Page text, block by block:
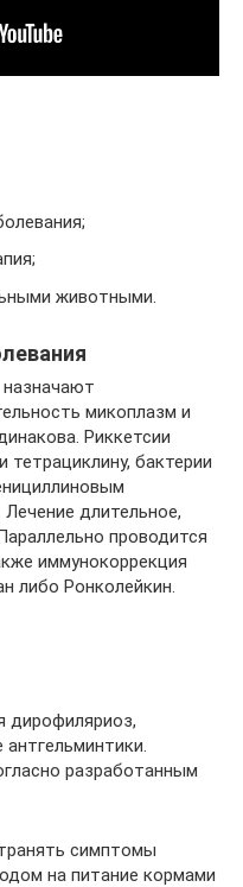
животными.
микоплазм и
Риккетсии
бактерии
длительное,
проводится
иммунокоррекция
либо Ронколейкин.
дирофиляриоз,
разработанным
симптомы
на питание кормами